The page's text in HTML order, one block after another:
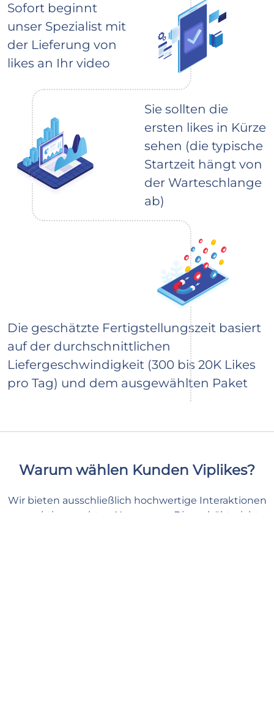
Sofort beginnt
unser Spezialist mit
der Lieferung von
likes an Ihr video
Sie sollten die
ersten likes in Kürze
sehen (die typische
Startzeit hängt von
der Warteschlange
ab)
Die geschätzte Fertigstellungszeit basiert
auf der durchschnittlichen
Liefergeschwindigkeit (300 bis 20K Likes
pro Tag) und dem ausgewählten Paket
Warum wählen Kunden Viplikes?
Wir bieten ausschließlich hochwertige Interaktionen
von aktiven, echten Nutzern an. Dies erhöht nicht